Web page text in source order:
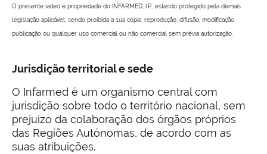
O presente video é propriedade do INFARMED, I.P., estando protegido pela demais
legislação aplicável, sendo proibida a sua cópia, reprodução, difusão, modificação,
publicação ou qualquer uso comercial ou não comercial sem prévia autorização.
Jurisdição territorial e sede
O Infarmed é um organismo central com
jurisdição sobre todo o território nacional, sem
prejuízo da colaboração dos órgãos próprios
das Regiões Autónomas, de acordo com as
suas atribuições.